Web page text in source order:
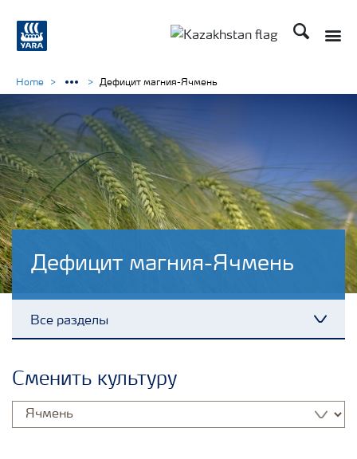
Поиск
Дефицит магния-Ячмень
Все разделы
Культуры
Home Дефицит магния-Ячмень
Сменить культуру